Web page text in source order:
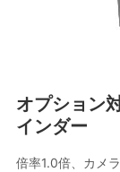
オプション
インダー
倍率1.0倍、カメ